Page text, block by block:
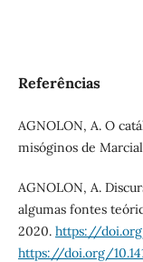
Referências
AGNOLON, A. O
misóginos de
AGNOLON, A.
algumas fontes
2020. https://
https://doi.org/